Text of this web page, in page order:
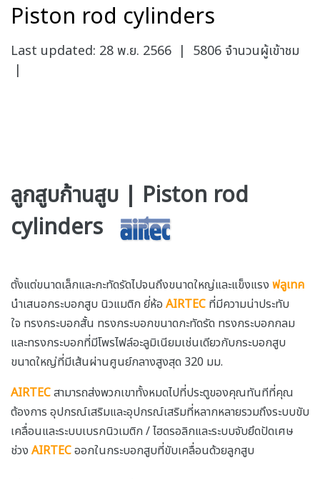
Piston rod cylinders
Last updated: 28 พ.ย. 2566 | 5806 จำนวนผู้เข้าชม
|
ลูกสูบก้านสูบ | Piston rod
cylinders
ตั้งแต่ขนาดเล็กและกะทัดรัดไปจนถึงขนาดใหญ่และแข็งแรง ฟลูเทค
นำเสนอกระบอกสูบ นิวแมติก ยี่ห้อ AIRTEC ที่มีความน่าประทับ
ใจ ทรงกระบอกสั้น ทรงกระบอกขนาดกะทัดรัด ทรงกระบอกกลม
และทรงกระบอกที่มีโพรไฟล์อะลูมิเนียมเช่นเดียวกับกระบอกสูบ
ขนาดใหญ่ที่มีเส้นผ่านศูนย์กลางสูงสุด 320 มม.
AIRTECสามารถส่งพวกเขาทั้งหมดไปที่ประตูของคุณทันทีที่คุณ
ต้องการ อุปกรณ์เสริมและอุปกรณ์เสริมที่หลากหลายรวมถึงระบบขับ
เคลื่อนและระบบเบรกนิวเมติก / ไฮดรอลิกและระบบจับยึดปัดเศษ
ช่วง AIRTECออกในกระบอกสูบที่ขับเคลื่อนด้วยลูกสูบ